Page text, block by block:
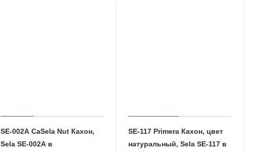
SE-002A CaSela Nut Кахон,
Sela SE-002A в
SE-117 Primera Кахон, цвет
натуральный, Sela SE-117 в